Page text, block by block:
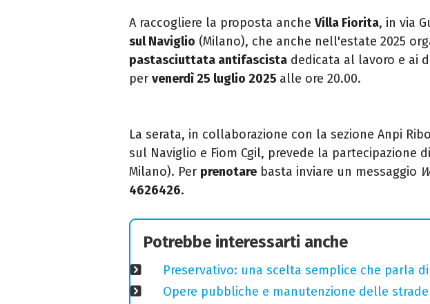
A raccogliere la proposta anche Villa Fiorita, in via
sul Naviglio (Milano), che anche nell'estate 2025
pastasciuttata antifascista dedicata al lavoro e ai
per venerdì 25 luglio 2025 alle ore 20.00.
La serata, in collaborazione con la sezione Anpi
sul Naviglio e Fiom Cgil, prevede la partecipazione di
Milano). Per prenotare basta inviare un messaggio
4626426.
Potrebbe interessarti anche
Preservativo: una scelta semplice che parla
Opere pubbliche e manutenzione delle